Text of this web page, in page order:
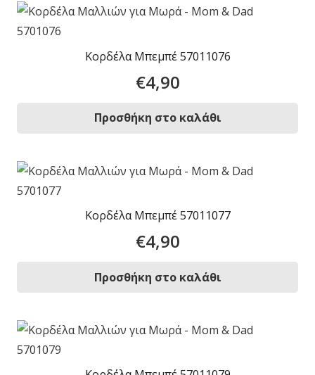
Κορδέλα Μπεμπέ 57011076
€4,90
Προσθήκη στο καλάθι
Κορδέλα Μπεμπέ 57011077
€4,90
Προσθήκη στο καλάθι